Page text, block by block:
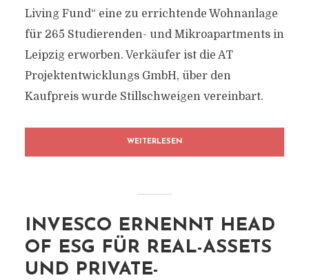
Living Fund“ eine zu errichtende Wohnanlage
für 265 Studierenden- und Mikroapartments in
Leipzig erworben. Verkäufer ist die AT
Projektentwicklungs GmbH, über den
Kaufpreis wurde Stillschweigen vereinbart.
WEITERLESEN
INVESCO ERNENNT HEAD
OF ESG FÜR REAL-ASSETS
UND PRIVATE-